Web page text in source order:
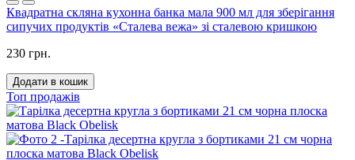
Квадратна скляна кухонна банка мала 900 мл для зберігання
сипучих продуктів «Сталева вежа» зі сталевою кришкою
230 грн.
Додати в кошик
Топ продажів